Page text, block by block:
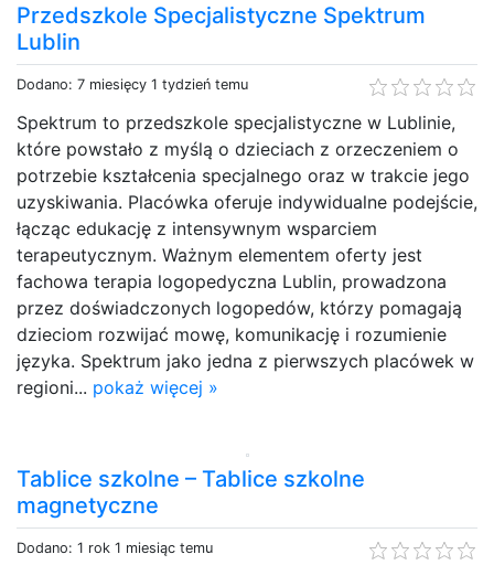
Przedszkole Specjalistyczne Spektrum
Lublin
Dodano: 7 miesięcy 1 tydzień temu
Spektrum to przedszkole specjalistyczne w Lublinie,
które powstało z myślą o dzieciach z orzeczeniem o
potrzebie kształcenia specjalnego oraz w trakcie jego
uzyskiwania. Placówka oferuje indywidualne podejście,
łącząc edukację z intensywnym wsparciem
terapeutycznym. Ważnym elementem oferty jest
fachowa terapia logopedyczna Lublin, prowadzona
przez doświadczonych logopedów, którzy pomagają
dzieciom rozwijać mowę, komunikację i rozumienie
języka. Spektrum jako jedna z pierwszych placówek w
regioni... pokaż więcej »
Tablice szkolne – Tablice szkolne
magnetyczne
Dodano: 1 rok 1 miesiąc temu